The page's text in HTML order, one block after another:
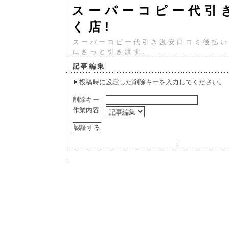
スーパーコピー代引
く店!
スーパーコピー代引き激安口コミ後払
にきっと引き渡す.
記事編集
投稿時に設定した削除キーを入力してください。
削除キー
作業内容